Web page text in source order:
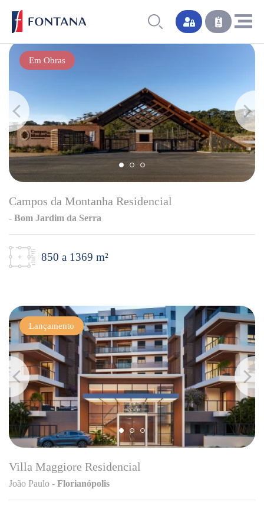
Em Obras
Campos da Montanha Residencial
- Bom Jardim da Serra
850 a 1369 m²
Lançamento
Villa Maggiore Residencial
João Paulo - Florianópolis